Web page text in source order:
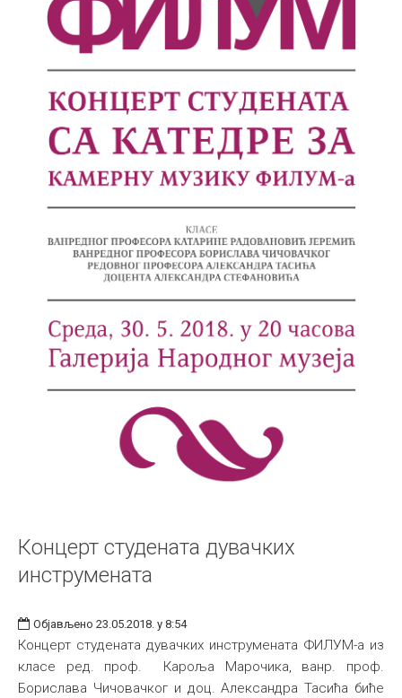
Концерт студената дувачких
инструмената
Објављено 23.05.2018. у 8:54
Концерт студената дувачких инструмената ФИЛУМ-а из
класе ред. проф. Кароља Марочика, ванр. проф.
Борислава Чичовачког и доц. Александра Тасића биће